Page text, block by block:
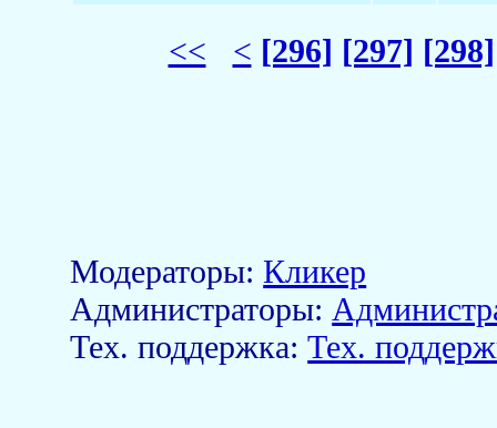
<< < [296] [297] [298]
Модераторы:Кликер
Aдминистраторы:
Тех. поддержка:Тех.